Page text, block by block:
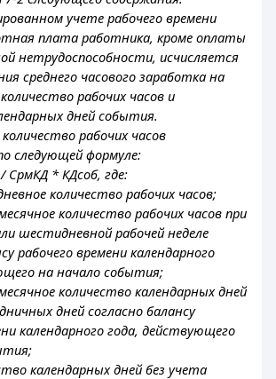
учете рабочего времени
плата работника, кроме оплаты
нетрудоспособности, исчисляется
среднего часового заработка на
рабочих часов и
дней события.
рабочих часов
следующей формуле:
СрмКД * КДсоб, где:
количество рабочих часов;
количество рабочих часов при
шестидневной рабочей неделе
рабочего времени календарного
на начало события;
количество календарных дней
дней согласно балансу
календарного года, действующего
календарных дней без учета